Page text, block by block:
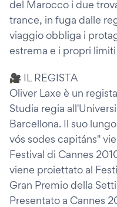
del Marocco i due
trance, in fuga dalle
viaggio obbliga i
estrema e i propri
🎥 IL REGISTA
Oliver Laxe è un
Studia regia
Barcellona. Il suo
vós sodes capitáns"
Festival di Cannes
viene proiettato al
Gran Premio della
Presentato a Cannes